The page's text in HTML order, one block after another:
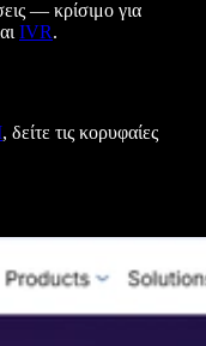
— κρίσιμο για
IVR.
, δείτε τις κορυφαίες